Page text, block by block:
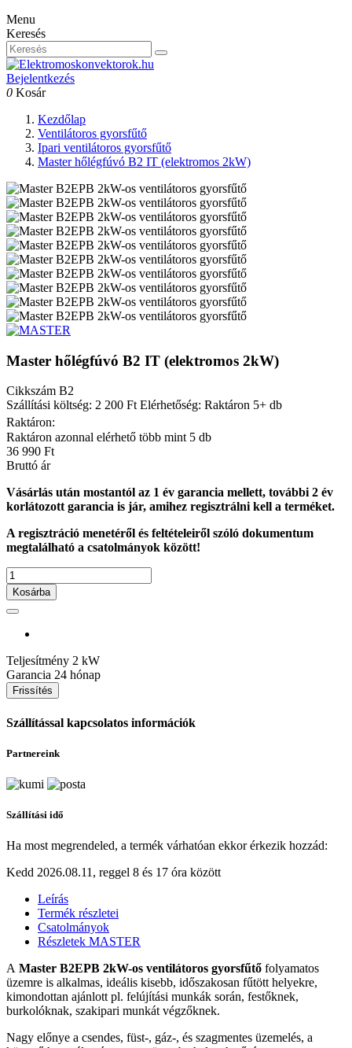
Menu
Keresés
Bejelentkezés
0 Kosár
Kezdőlap
Ventilátoros gyorsfűtő
Ipari ventilátoros gyorsfűtő
Master hőlégfúvó B2 IT (elektromos 2kW)
Master hőlégfúvó B2 IT (elektromos 2kW)
Cikkszám B2
Szállítási költség: 2 200 FtElérhetőség: Raktáron 5+ db
Raktáron:
Raktáron azonnal elérhető több mint 5 db
36 990 Ft
Bruttó ár
Vásárlás után mostantól az 1 év garancia mellett, további 2 év
korlátozott garancia is jár, amihez regisztrálni kell a terméket.
A regisztráció menetéről és feltételeiről szóló dokumentum
megtalálható a csatolmányok között!
Kosárba
Teljesítmény 2 kW
Garancia 24 hónap
Szállítással kapcsolatos információk
Partnereink
Szállítási idő
Ha most megrendeled, a termék várhatóan ekkor érkezik hozzád:
Kedd 2026.08.11, reggel 8 és 17 óra között
Leírás
Termék részletei
Csatolmányok
Részletek MASTER
A Master B2EPB 2kW-os ventilátoros gyorsfűtő folyamatos
üzemre is alkalmas, ideális kisebb, időszakosan fűtött helyekre,
kimondottan ajánlott pl. felújítási munkák során, festőknek,
burkolóknak, szakipari munkát végzőknek.
Nagy előnye a csendes, füst-, gáz-, és szagmentes üzemelés, a